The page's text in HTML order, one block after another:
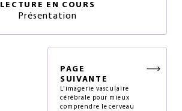
LECTURE EN COURS
Présentation
PAGE
SUIVANTE
L'imagerie vasculaire
cérébrale pour mieux
comprendre le cerveau